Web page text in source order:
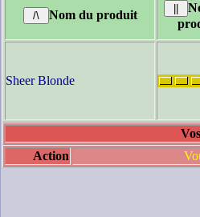
Nom du produit
Sheer Blonde
Action